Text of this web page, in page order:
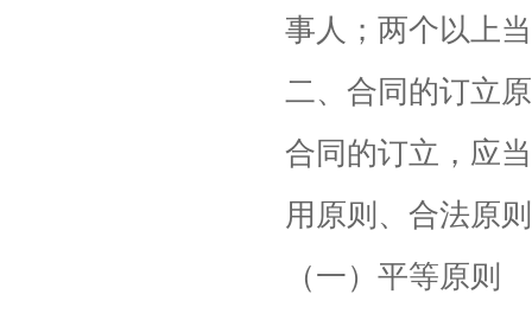
事人；两个以上
二、合同的订立
合同的订立，应
用原则、合法原
（一）平等原则